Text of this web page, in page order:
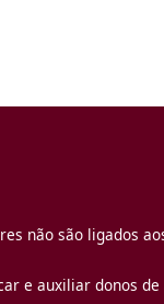
não são ligados
e auxiliar donos